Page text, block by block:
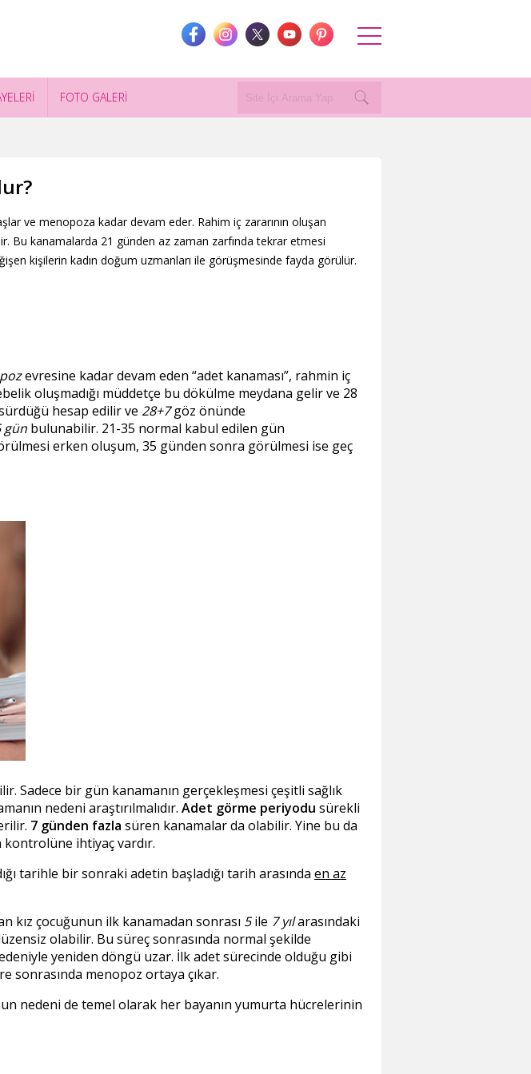
FOTO GALERİ
ve menopoza kadar devam eder. Rahim iç zararının oluşan
Bu kanamalarda 21 günden az zaman zarfında tekrar etmesi
kişilerin kadın doğum uzmanları ile görüşmesinde fayda görülür.
evresine kadar devam eden adet kanaması , rahmin iç
oluşmadığı müddetçe bu dökülme meydana gelir ve 28
hesap edilir ve 28+7göz önünde
gün bulunabilir. 21-35 normal kabul edilen gün
erken oluşum, 35 günden sonra görülmesi ise geç
Sadece bir gün kanamanın gerçekleşmesi çeşitli sağlık
nedeni araştırılmalıdır. Adet görme periyodu sürekli
7 günden fazla süren kanamalar da olabilir. Yine bu da
kontrolüne ihtiyaç vardır.
tarihle bir sonraki adetin başladığı tarih arasında en az
kız çocuğunun ilk kanamadan sonrası 5ile 7 yılarasındaki
olabilir. Bu süreç sonrasında normal şekilde
yeniden döngü uzar. İlk adet sürecinde olduğu gibi
sonrasında menopoz ortaya çıkar.
nedeni de temel olarak her bayanın yumurta hücrelerinin